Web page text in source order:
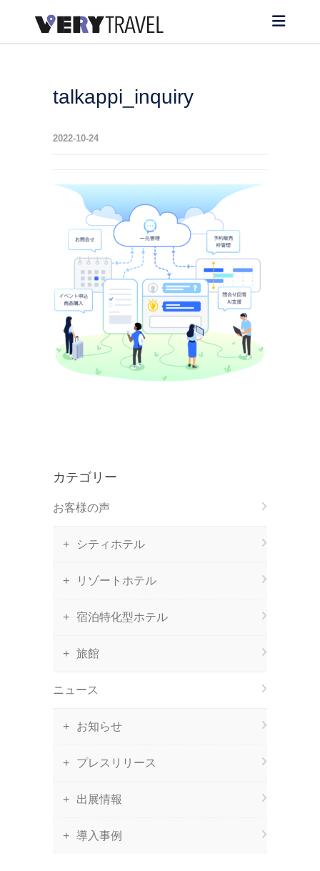
talkappi_inquiry
2022-10-24
カテゴリー
お客様の声
シティホテル
リゾートホテル
宿泊特化型ホテル
旅館
ニュース
お知らせ
プレスリリース
出展情報
導入事例